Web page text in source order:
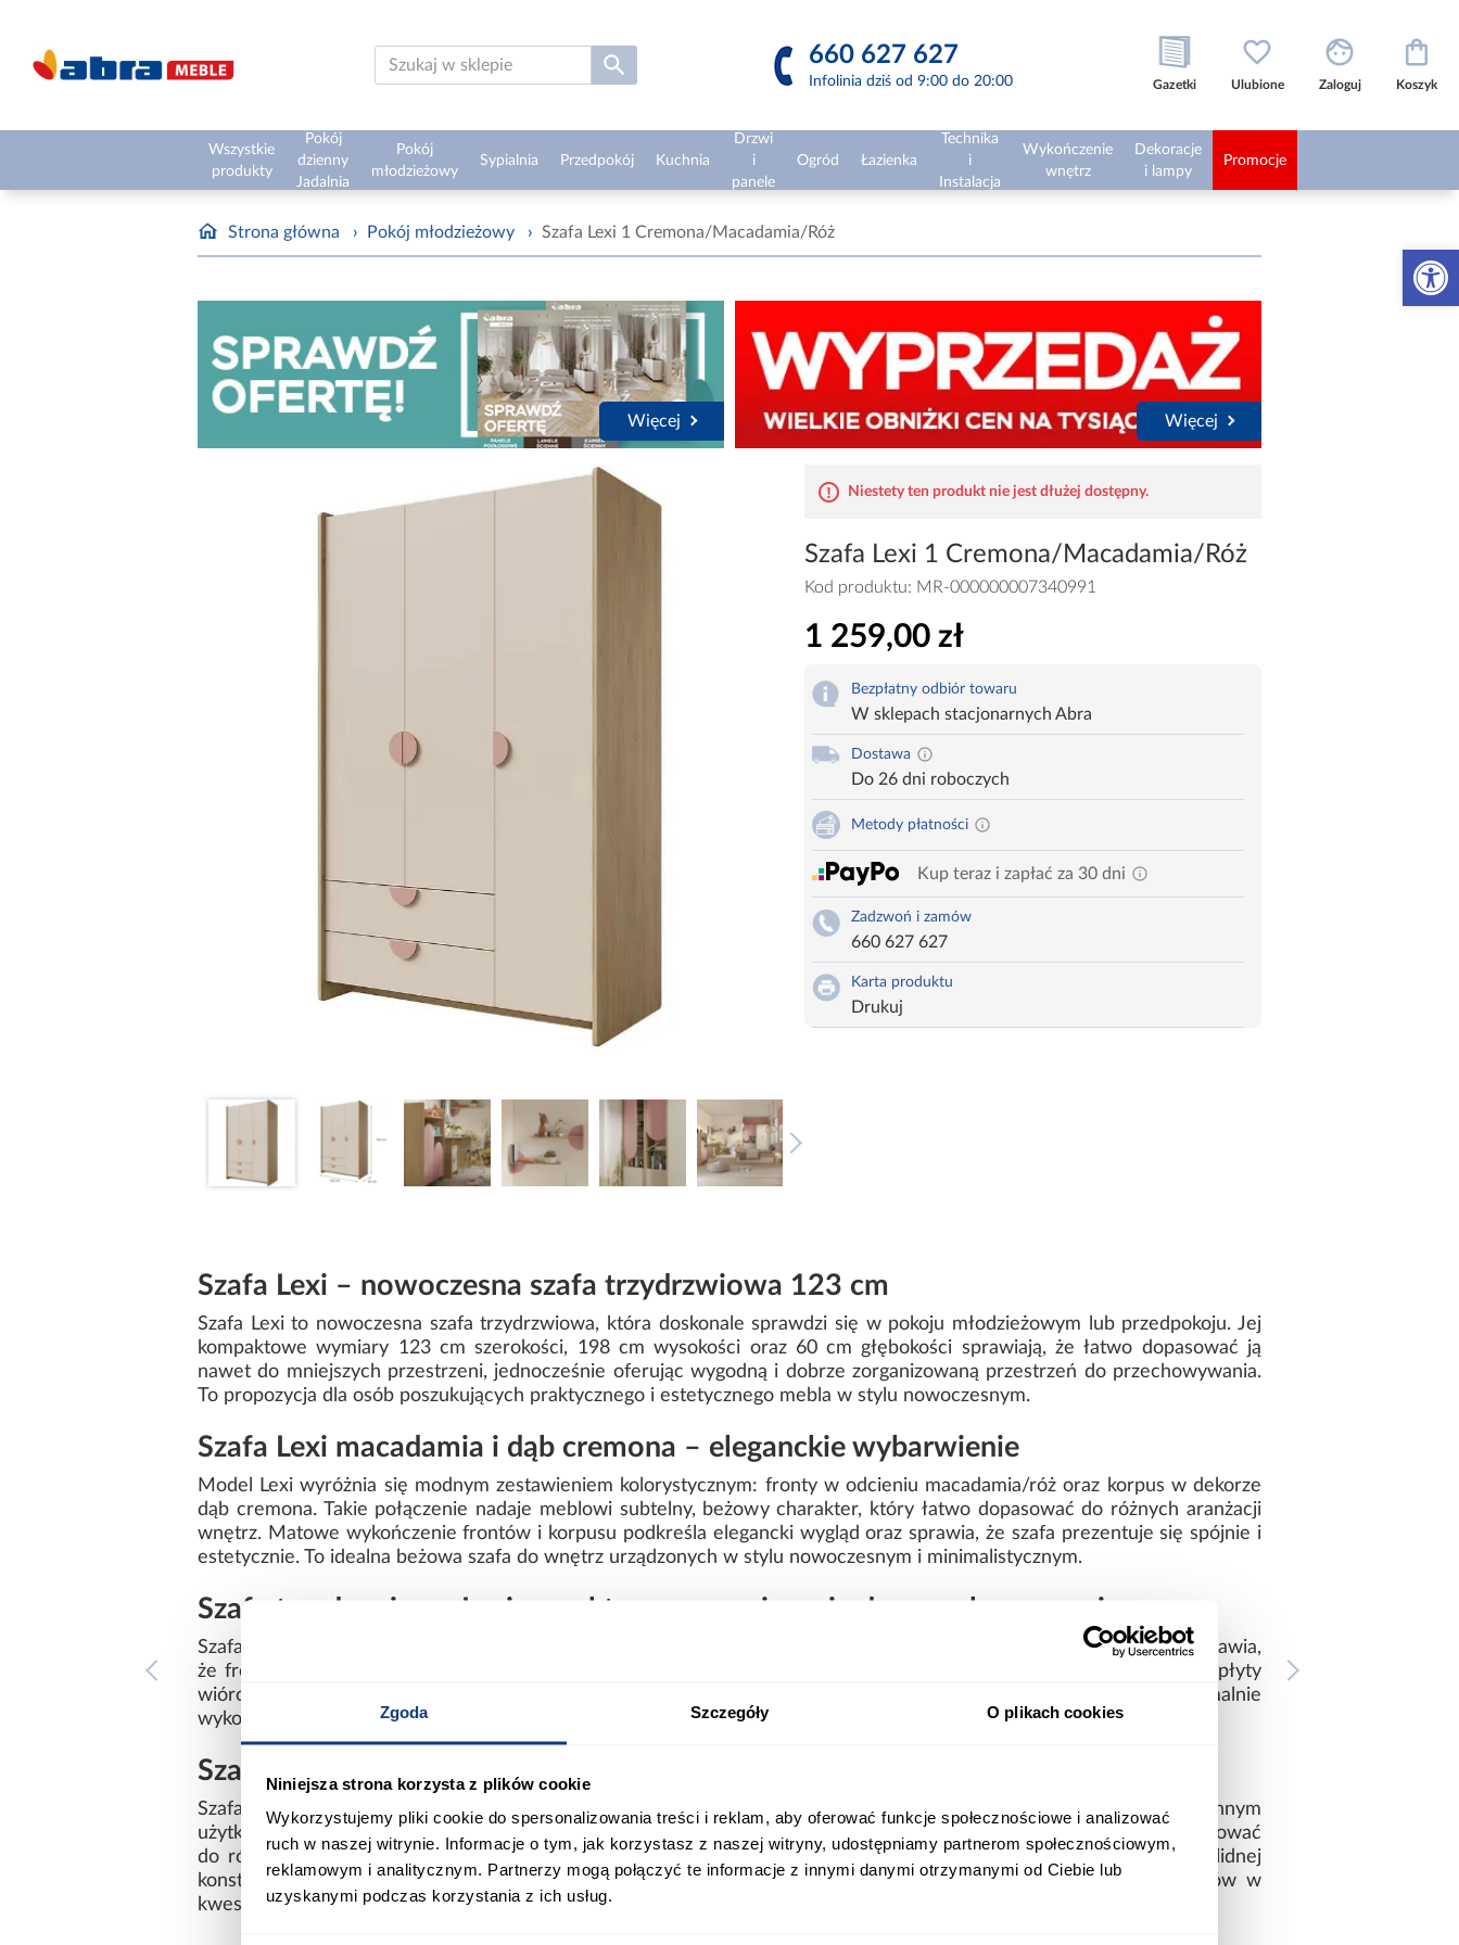
Zgoda Szczegóły O plikach cookies
Niniejsza strona korzysta z plików cookie
Wykorzystujemy pliki cookie do spersonalizowania treści i reklam, aby oferować funkcje społecznościowe i analizować
ruch w naszej witrynie. Informacje o tym, jak korzystasz z naszej witryny, udostępniamy partnerom społecznościowym,
reklamowym i analitycznym. Partnerzy mogą połączyć te informacje z innymi danymi otrzymanymi od Ciebie lub
uzyskanymi podczas korzystania z ich usług.
Otwórz
660 627 627
Infolinia dziś od 9:00 do 20:00 Gazetki Ulubione Zaloguj Koszyk
Wszystkie
produkty
Pokój
dzienny
Jadalnia
Pokój
młodzieżowy
Sypialnia Przedpokój Kuchnia
Drzwi
i
panele
Ogród Łazienka
Technika
i
Instalacja
Wykończenie
wnętrz
Dekoracje
i lampy
Promocje
Strona główna › Pokój młodzieżowy › Szafa Lexi 1 Cremona/Macadamia/Róż
Więcej Więcej
Niestety ten produkt nie jest dłużej dostępny.
Szafa Lexi 1 Cremona/Macadamia/Róż
Kod produktu: MR-000000007340991
1 259,00 zł
Bezpłatny odbiór towaru
W sklepach stacjonarnych Abra
Dostawa
Do 26 dni roboczych
Metody płatności
Kup teraz i zapłać za 30 dni
Zadzwoń i zamów
660 627 627
Karta produktu
Drukuj
Szafa Lexi – nowoczesna szafa trzydrzwiowa 123 cm
Szafa Lexi to nowoczesna szafa trzydrzwiowa, która doskonale sprawdzi się w pokoju młodzieżowym lub przedpokoju. Jej
kompaktowe wymiary 123 cm szerokości, 198 cm wysokości oraz 60 cm głębokości sprawiają, że łatwo dopasować ją
nawet do mniejszych przestrzeni, jednocześnie oferując wygodną i dobrze zorganizowaną przestrzeń do przechowywania.
To propozycja dla osób poszukujących praktycznego i estetycznego mebla w stylu nowoczesnym.
Szafa Lexi macadamia i dąb cremona – eleganckie wybarwienie
Model Lexi wyróżnia się modnym zestawieniem kolorystycznym: fronty w odcieniu macadamia/róż oraz korpus w dekorze
dąb cremona. Takie połączenie nadaje meblowi subtelny, beżowy charakter, który łatwo dopasować do różnych aranżacji
wnętrz. Matowe wykończenie frontów i korpusu podkreśla elegancki wygląd oraz sprawia, że szafa prezentuje się spójnie i
estetycznie. To idealna beżowa szafa do wnętrz urządzonych w stylu nowoczesnym i minimalistycznym.
Szafa trzydrzwiowa Lexi – praktyczne rozwiązanie do przechowywania
Szafa Lexi została wyposażona w trzy klasyczne drzwi, które umożliwiają wygodny dostęp do wnętrza. Brak lustra sprawia,
że front pozostaje jednolity i minimalistyczny, co docenią osoby preferujące proste formy. Konstrukcja wykonana z płyty
wiórowej laminowanej zapewnia stabilność oraz trwałość użytkowania. Wysokość 198 cm pozwala maksymalnie
wykorzystać przestrzeń do przechowywania ubrań, tekstyliów i akcesoriów domowych.
Szafa Lexi do pokoju dziecięcego – styl i wygoda
Szafa Lexi z kolekcji LEXI to propozycja dla osób, które szukają połączenia estetyki i funkcjonalności w codziennym
użytkowaniu. Dzięki nowoczesnej formie, matowym powierzchniom oraz uniwersalnej kolorystyce, mebel łatwo dopasować
do różnych aranżacji wnętrz. Szafa wymaga samodzielnego złożenia, a jej waga wynosi 109 kg, co świadczy o solidnej
konstrukcji. To trzydrzwiowa szafa, która porządkuje przestrzeń i pozwala utrzymać ład w domu bez kompromisów w
kwestii wyglądu.